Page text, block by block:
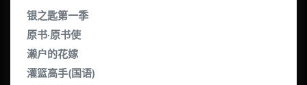
银之匙第一季
原书·原书使
濑户的花嫁
灌篮高手(国语)